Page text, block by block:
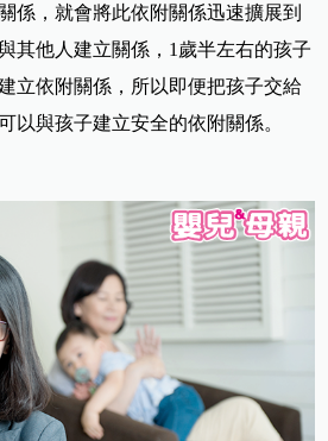
係，就會將此依附關係迅速擴展到
其他人建立關係，1歲半左右的孩子
立依附關係，所以即便把孩子交給
以與孩子建立安全的依附關係。